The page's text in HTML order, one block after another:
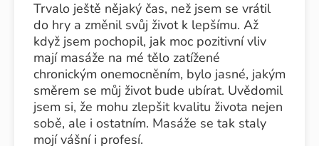
Trvalo ještě nějaký čas, než jsem se vrátil
do hry a změnil svůj život k lepšímu. Až
když jsem pochopil, jak moc pozitivní vliv
mají masáže na mé tělo zatížené
chronickým onemocněním, bylo jasné, jakým
směrem se můj život bude ubírat. Uvědomil
jsem si, že mohu zlepšit kvalitu života nejen
sobě, ale i ostatním. Masáže se tak staly
mojí vášní i profesí.